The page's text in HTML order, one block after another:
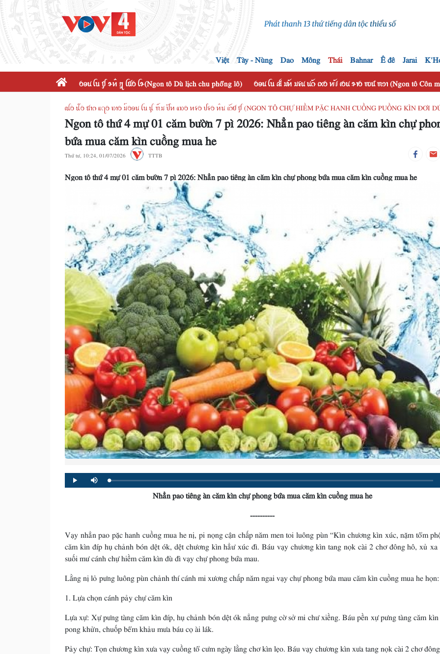
Việt Tày - Nùng Dao Mông Thái Bahnar Ê đê Jarai
ꪉꪮꪙ ꪶꪕ ꪤꪴ ꪩꪀꪲ ꪋꪴ ꪶꪠꪉ ꪶꪩ(Ngon tô Dù lịch chu phổng lô) ꪉꪮꪙ ꪶꪕ ꫛ ꪣꪀꪰ ꪣꪺꪙ ꪙꪒꪰ ꪹꪎꪉ ꪀꪚꪰ ꪹꪉꪙ ꪩꪱꪉ ꪪꪽ ꪬꪫꪱ (Ngon tô Côn
ꪹꪊꪉ ꪊꪲꪉ ꪠꪱꪒ ꪵꪖꪉ ꪭꪱꪉ ꪣꪳꪉꪮꪙ ꪶꪕ ꪊꪴ ꪬꪸꪣ ꪜꪰꪀ ꪵꪭꪉ ꪀꪺꪉ ꪜꪺꪉ ꪀꪲꪙ ꫄ꪒꪥ ꪤꪴ (NGON TÔ CHỰ HIỀM PẶC HANH CUỒNG PUỒNG KÌN ĐƠI
Ngon tô thứ 4 mự 01 căm bườn 7 pì 2026: Nhẳn pao tiêng àn căm kìn chự
bứa mua căm kìn cuồng mua he
Thứ tư, 10:24, 01/07/2026 TTTB
Ngon tô thứ 4 mự 01 căm bườn 7 pì 2026: Nhẳn pao tiêng àn căm kìn chự phong bứa mua căm kìn cuồng mua he
Play Mute Loaded:
0%
Progress:
0%
Nhẳn pao tiêng àn căm kìn chự phong bứa mua căm kìn cuồng mua he
----------
Vạy nhẳn pao pặc hanh cuồng mua he nị, pi nọng cận chấp năm men toi luông pùn “Kìn chương kìn xúc, nặm tổm
căm kìn đíp hụ chảnh bón dệt ók, dệt chương kìn hẳư xúc đì. Báu vạy chương kìn tang nọk cài 2 chơ đông hô, xủ xa
suối mư cánh chự hiềm căm kìn đù đì vạy chự phong bứa mau.
Lằng nị lỏ pưng luông pùn chảnh thí cánh mi xương chấp năm ngai vạy chự phong bứa mau căm kìn cuồng mua he họn:
1. Lựa chọn cánh pảy chự căm kìn
Lựa xự: Xự pưng tàng căm kìn đíp, hụ chảnh bón dệt ók nẳng pưng cờ sở mi chư xiềng. Báu pền xự pưng tàng căm
pong khửn, chuốp bểm khảu mưa báu cọ ài lák.
Pảy chự: Tọn chương kìn xưa vạy cuồng tổ cưm ngày lằng chơ kìn lẹo. Báu vạy chương kìn xưa tang nọk cài 2 chơ